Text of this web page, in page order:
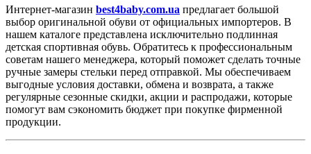
Интернет-магазин best4baby.com.ua предлагает большой
выбор оригинальной обуви от официальных импортеров. В
нашем каталоге представлена исключительно подлинная
детская спортивная обувь. Обратитесь к профессиональным
советам нашего менеджера, который поможет сделать точные
ручные замеры стельки перед отправкой. Мы обеспечиваем
выгодные условия доставки, обмена и возврата, а также
регулярные сезонные скидки, акции и распродажи, которые
помогут вам сэкономить бюджет при покупке фирменной
продукции.